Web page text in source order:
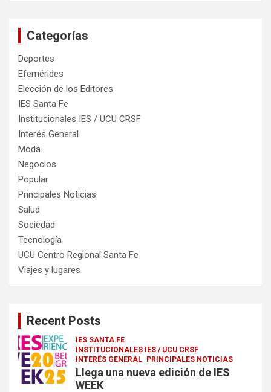
Categorías
Deportes
Efemérides
Elección de los Editores
IES Santa Fe
Institucionales IES / UCU CRSF
Interés General
Moda
Negocios
Popular
Principales Noticias
Salud
Sociedad
Tecnología
UCU Centro Regional Santa Fe
Viajes y lugares
Recent Posts
IES SANTA FE
INSTITUCIONALES IES / UCU CRSF
INTERÉS GENERAL PRINCIPALES NOTICIAS
Llega una nueva edición de IES
WEEK